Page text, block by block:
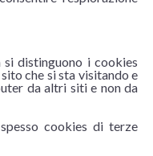
si distinguono i cookies
che si sta visitando e
da altri siti e non da
cookies di terze